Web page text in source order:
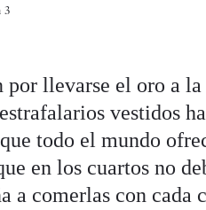
3
por llevarse el oro a
vestidos
todo el mundo
en los cuartos no
a comerlas con cada